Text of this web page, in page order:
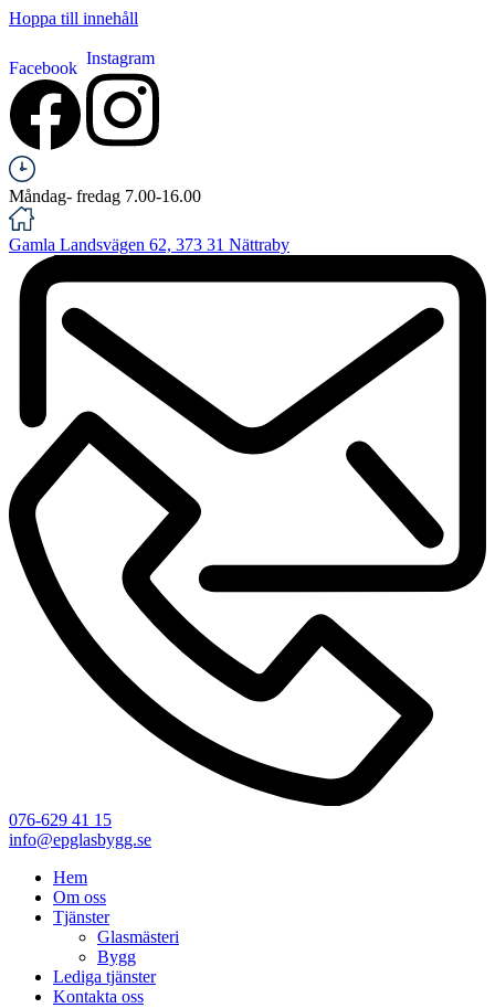
Hoppa till innehåll
Facebook
Instagram
Måndag- fredag 7.00-16.00
Gamla Landsvägen 62, 373 31 Nättraby
076-629 41 15
info@epglasbygg.se
Hem
Om oss
Tjänster
Glasmästeri
Bygg
Lediga tjänster
Kontakta oss